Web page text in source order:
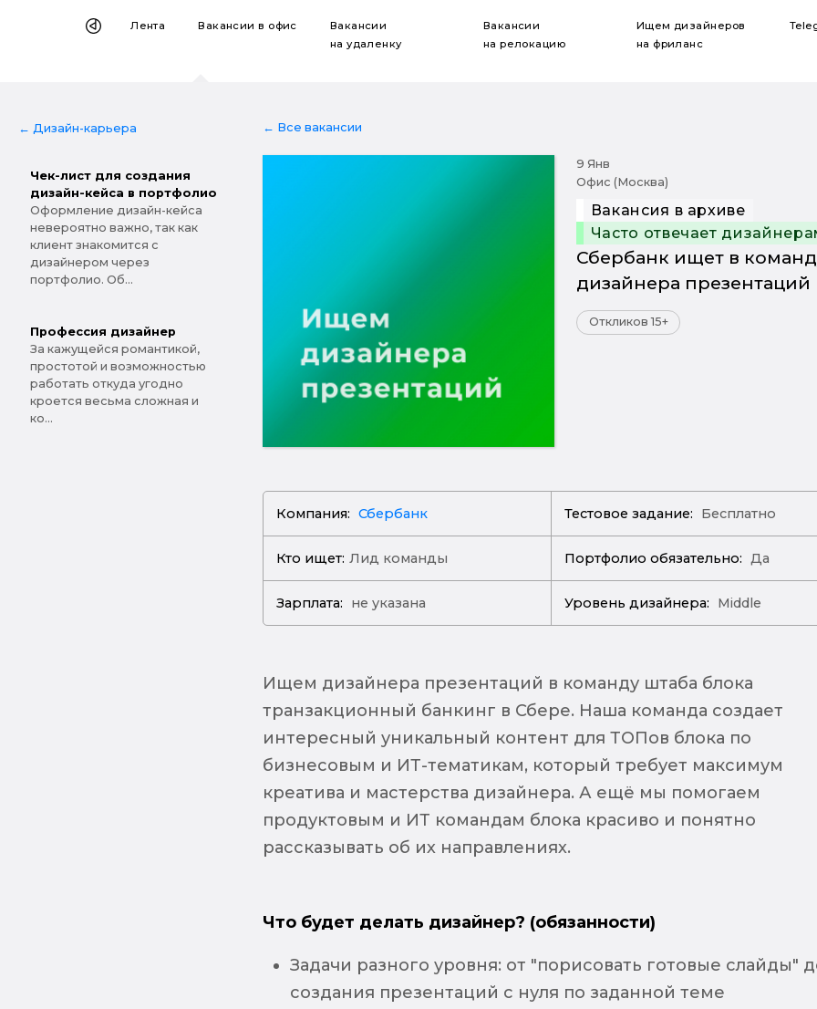
Лента Вакансиив офис
Вакансии
на удаленку
Вакансии
на релокацию
Ищем дизайнеров
на фриланс
← Дизайн-карьера
Чек-лист для создания
дизайн-кейса в портфолио
Оформление дизайн-кейса
невероятно важно, так как
клиент знакомится с
дизайнером через
портфолио. Об...
Профессия дизайнер
За кажущейся романтикой,
простотой и возможностью
работать откуда угодно
кроется весьма сложная и
ко...
← Все вакансии
9 Янв
Офис (Москва)
Вакансия в архиве
Часто отвечает
Сбербанк ищет в
дизайнера презентаций
Откликов 15+
Компания: Сбербанк Тестовое задание: Бесплатно
Кто ищет: Лид команды Портфолио обязательно: Да
Зарплата: не указана Уровень дизайнера: Middle
Ищем дизайнера презентаций в команду штаба блока
транзакционный банкинг в Сбере. Наша команда создает
интересный уникальный контент для ТОПов блока по
бизнесовым и ИТ-тематикам, который требует максимум
креатива и мастерства дизайнера. А ещё мы помогаем
продуктовым и ИТ командам блока красиво и понятно
рассказывать об их направлениях.
Что будет делать дизайнер? (обязанности)
Задачи разного уровня: от "порисовать готовые слайды"
создания презентаций с нуля по заданной теме